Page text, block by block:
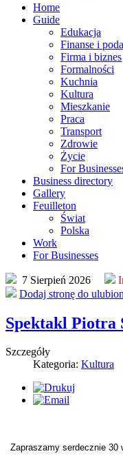
Home
Guide
Edukacja
Finanse i
Firma i biznes
Formalności
Kuchnia
Kultura
Mieszkanie
Praca
Transport
Zdrowie
Życie
For
Business directory
Gallery
Feuilleton
Świat
Polska
Work
For Businesses
7 Sierpień 2026
Dodaj stronę do
Spektakl Piotra
Szczegóły
Kategoria: Kultura
Zapraszamy serdecznie 30